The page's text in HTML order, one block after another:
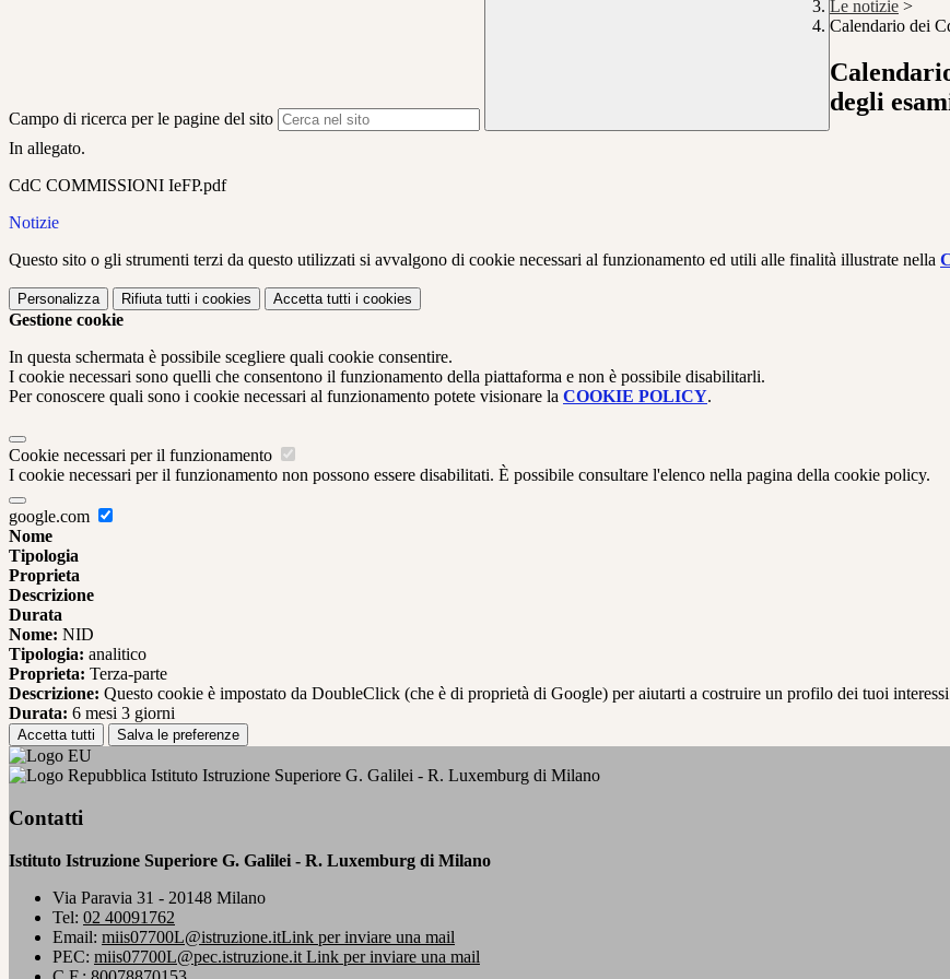
Campo di ricerca per le pagine del sito
Le notizie >
Calendario dei
degli
In allegato.
CdC COMMISSIONI IeFP.pdf
Notizie
Questo sito o gli strumenti terzi da questo utilizzati si avvalgono di cookie necessari al funzionamento ed utili alle finalità illustrate nella
Personalizza Rifiuta tutti i cookies Accetta tutti i cookies
Gestione cookie
In questa schermata è possibile scegliere quali cookie consentire.
I cookie necessari sono quelli che consentono il funzionamento della piattaforma e non è possibile disabilitarli.
Per conoscere quali sono i cookie necessari al funzionamento potete visionare la COOKIE POLICY.
Cookie necessari per il funzionamento
I cookie necessari per il funzionamento non possono essere disabilitati. È possibile consultare l'elenco nella pagina della cookie policy.
google.com
Nome
Tipologia
Proprieta
Descrizione
Durata
Nome: NID
Tipologia: analitico
Proprieta: Terza-parte
Descrizione: Questo cookie è impostato da DoubleClick (che è di proprietà di Google) per aiutarti a costruire un profilo dei tuoi
Durata: 6 mesi 3 giorni
Accetta tutti Salva le preferenze
Istituto Istruzione Superiore G. Galilei - R. Luxemburg di Milano
Contatti
Istituto Istruzione Superiore G. Galilei - R. Luxemburg di Milano
Via Paravia 31 - 20148 Milano
Tel: 02 40091762
Email: miis07700L@istruzione.itLink per inviare una mail
PEC: miis07700L@pec.istruzione.it Link per inviare una mail